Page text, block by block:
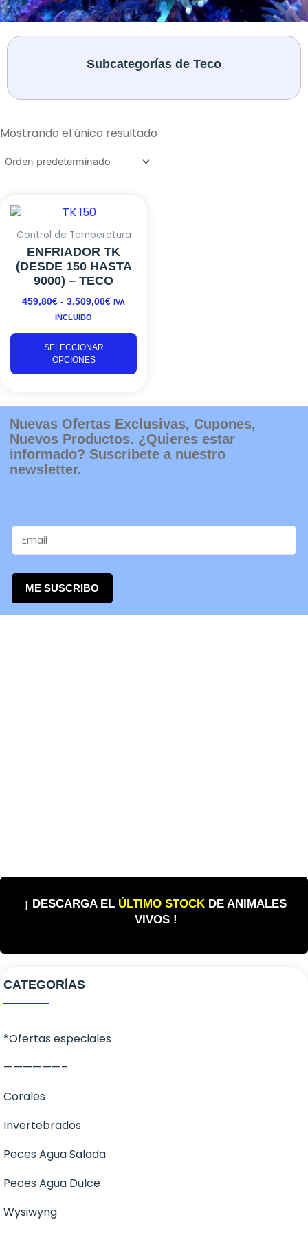
¡ DESCARGA EL ÚLTIMO STOCK DE ANIMALES
VIVOS !
CATEGORÍAS
*Ofertas especiales
——————–
Corales
Corales Blandos
LPS
SPS
Zoanthus
Invertebrados
Anemonas
Cangrejos
Caracoles
Peces Agua Salada
Ángeles
Apogones
Peces Agua Dulce
Invertebrados dulce
Wysiwyng
Subcategorías de Teco
Mostrando el único resultado
Control de Temperatura
ENFRIADOR TK
(DESDE 150 HASTA
9000) – TECO
459,80€ - 3.509,00€
PRECIOS:
459,80€
HASTA
3.509,00€
IVA
INCLUIDO
SELECCIONAR
OPCIONES
elegir
la
Nuevas Ofertas Exclusivas, Cupones,
Nuevos Productos. ¿Quieres estar
informado? Suscribete a nuestro
newsletter.
ME SUSCRIBO